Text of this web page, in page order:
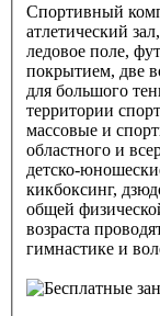
Спортивный
атлетический
ледовое поле,
покрытием, две
для большого
территории
массовые и
областного и
детско-
кикбоксинг,
общей
возраста
гимнастике и